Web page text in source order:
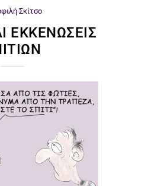
Σκίτσο
ΕΚΚΕΝΏΣΕΙΣ